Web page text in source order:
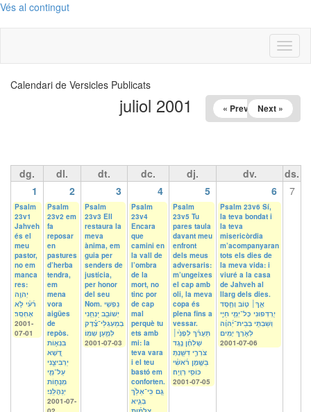
Vés al contingut
Calendari de Versicles Publicats
juliol 2001 « Prev Next »
dg. dl. dt. dc. dj. dv.
ds.
1
2 3 4 5 6 7
Psalm
23v1
Jahveh
és el
meu
pastor,
no em
manca
res:
יְהוָ֥ה
רֹ֜עִ֗י לֹ֣א
אֶחְסָֽר׃
2001-
07-01
Psalm
23v2 em
fa
reposar
en
pastures
d’herba
tendra,
em
mena
vora
aigües
de
repòs.
בִּנְא֣וֹת
דֶּ֭שֶׁא
יַרְבִּיצֵ֑נִי
עַל־מֵ֖י
מְנֻח֣וֹת
יְנַהֲלֵֽנִי׃
2001-07-
Psalm
23v3 Ell
restaura la
meva
ànima, em
guia per
senders de
justícia,
per honor
del seu
Nom. נַפְשִׁ֥י
יְשׁוֹבֵ֑ב יַֽנְחֵ֥נִי
בְמַעְגְּלֵי־צֶ֗֜דֶק
לְמַ֣עַן שְׁמֽוֹ׃
2001-07-03
Psalm
23v4
Encara
que
camini en
la vall de
l’ombra
de la
mort, no
tinc por
de cap
mal
perquè tu
ets amb
mi: la
teva vara
i el teu
bastó em
conforten.
גַּ֤ם כִּֽי־אֵלֵ֙ךְ
בְּגֵ֪יא
Psalm
23v5 Tu
pares taula
davant meu
enfront
dels meus
adversaris:
m’ungeixes
el cap amb
oli, la meva
copa és
plena fins a
vessar.
תַּעֲרֹ֬ךְ לְפָנַ֙י׀
שֻׁלְחָ֗ן נֶ֥גֶד
צֹרְרָ֑י דִּשַּׁ֖נְתָּ
בַשֶּׁ֥מֶן רֹ֜אשִׁ֗י
כּוֹסִ֥י רְוָיָֽה׃
2001-07-05
Psalm 23v6 Sí,
la teva bondat i
la teva
misericòrdia
m’acompanyaran
tots els dies de
la meva vida: i
viuré a la casa
de Jahveh al
llarg dels dies.
אַ֤ךְ׀ ט֤וֹב וָחֶ֣סֶד
יִ֭רְדְּפוּנִי כָּל־יְמֵ֣י חַיָּ֑י
וְשַׁבְתִּ֥י בְּבֵית־יְ֜הוָ֗ה
לְאֹ֣רֶךְ יָמִֽים
2001-07-06